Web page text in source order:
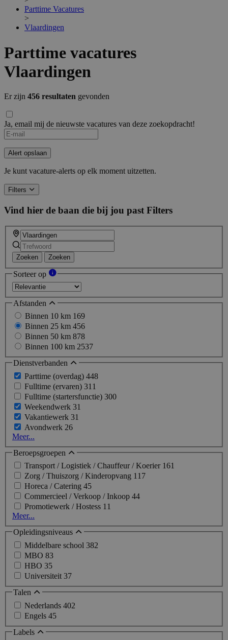
Parttime Vacatures
>
Vlaardingen
Parttime vacatures
Vlaardingen
Er zijn 456 resultaten gevonden
Ja, email mij de nieuwste vacatures van deze zoekopdracht!
Alert opslaan
Je kunt vacature-alerts op elk moment uitzetten.
Filters
Vind hier de baan die bij jou past Filters
Zoeken Zoeken
Sorteer op
Afstanden
Binnen 10 km 169
Binnen 25 km 456
Binnen 50 km 878
Binnen 100 km 2537
Dienstverbanden
Parttime (overdag) 448
Fulltime (ervaren) 311
Fulltime (startersfunctie) 300
Weekendwerk 31
Vakantiewerk 31
Avondwerk 26
Meer...
Beroepsgroepen
Transport / Logistiek / Chauffeur / Koerier 161
Zorg / Thuiszorg / Kinderopvang 117
Horeca / Catering 45
Commercieel / Verkoop / Inkoop 44
Promotiewerk / Hostess 11
Meer...
Opleidingsniveaus
Middelbare school 382
MBO 83
HBO 35
Universiteit 37
Talen
Nederlands 402
Engels 45
Labels